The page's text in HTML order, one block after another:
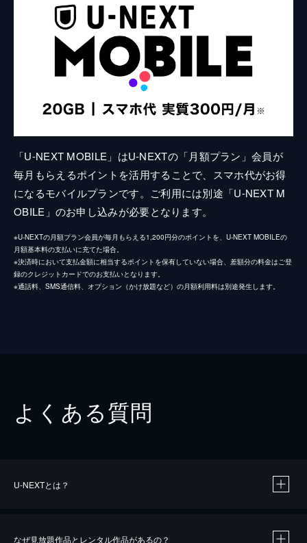
「U-NEXT MOBILE」はU-NEXTの「月額プラン」会員が
毎月もらえるポイントを活用することで、スマホ代がお得
になるモバイルプランです。ご利用には別途「U-NEXT M
OBILE」のお申し込みが必要となります。
※U-NEXTの月額プラン会員が毎月もらえる1,200円分のポイントを、U-NEXT MOBILEの
月額基本料の支払いに充てた場合。
※決済時において支払金額に相当するポイントを保有していない場合、差額分の料金はご登
録のクレジットカードでのお支払いとなります。
※通話料、SMS通信料、オプション（かけ放題など）の月額利用料は別途発生します。
よくある質問
U-NEXTとは？
なぜ見放題作品とレンタル作品があるの？